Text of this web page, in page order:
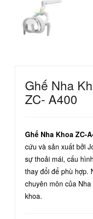
Ghế Nha
ZC- A400
Ghế Nha Khoa ZC-
cứu và sản xuất bởi
sự thoải mái, cấu
thay đổi để phù hợp.
chuyên môn của
khoa.